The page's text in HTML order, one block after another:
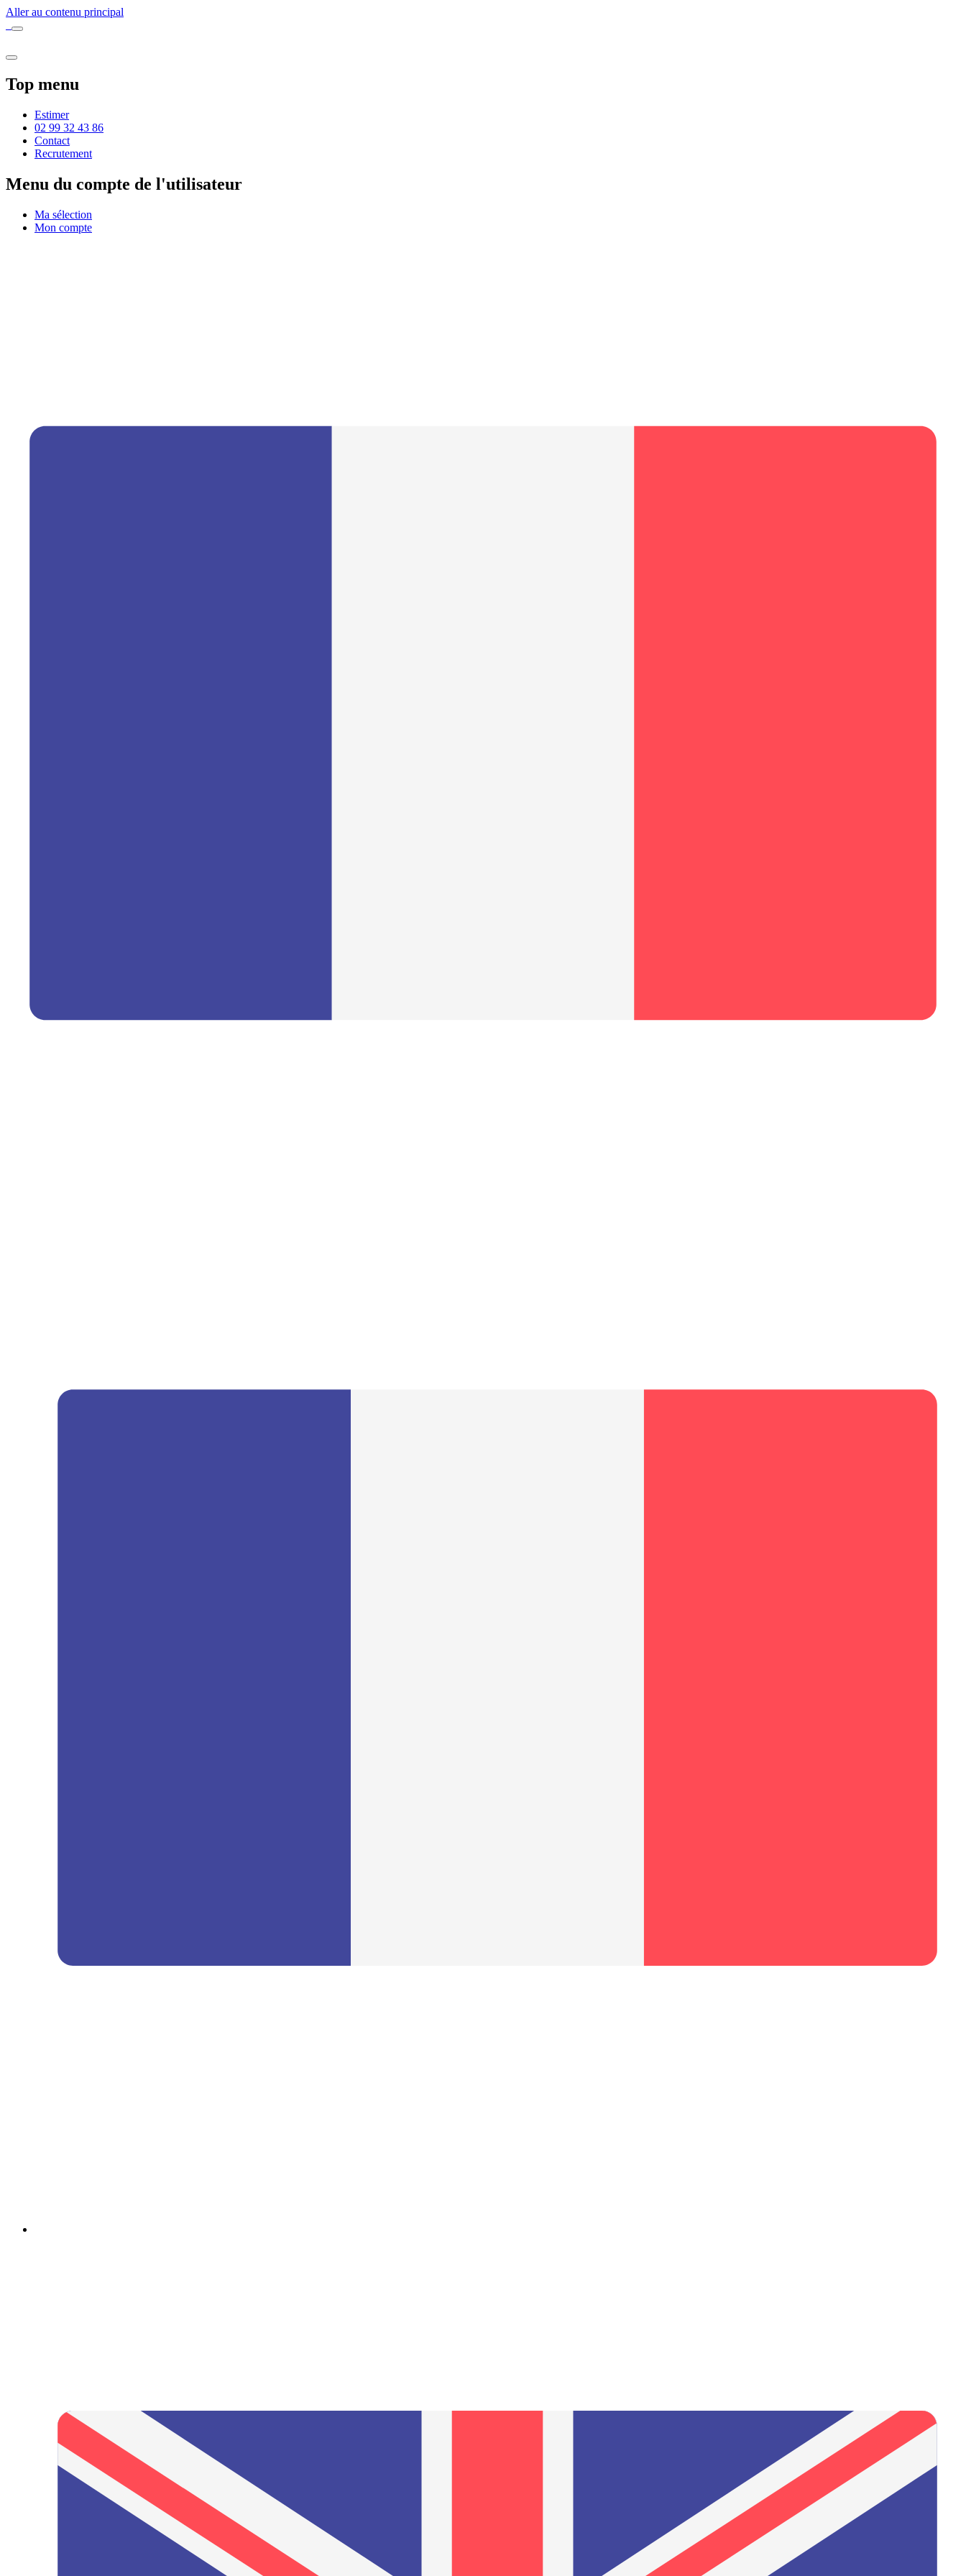
Aller au contenu principal
Top menu
Estimer
02 99 32 43 86
Contact
Recrutement
Menu du compte de l'utilisateur
Ma sélection
Mon compte